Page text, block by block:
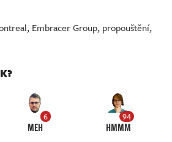
, Embracer Group, propouštění,
6
MEH
94
HMMM